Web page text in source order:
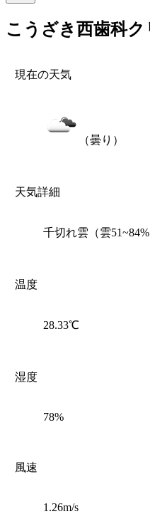
こうざき西歯科
現在の天気
（曇り）
天気詳細
千切れ雲（雲51~84%
温度
28.33℃
湿度
78%
風速
1.26m/s